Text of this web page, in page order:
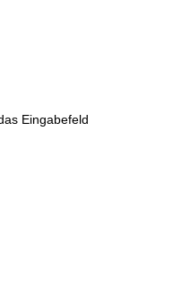
Eingabefeld